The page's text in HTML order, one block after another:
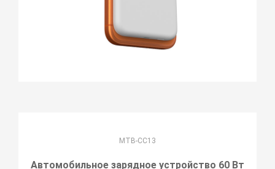
MTB-CC13
Автомобильное зарядное устройство 60 Вт